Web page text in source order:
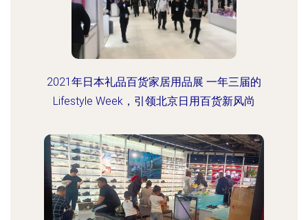
2021年日本礼品百货家居用品展 一年三届的
Lifestyle Week，引领北京日用百货新风尚